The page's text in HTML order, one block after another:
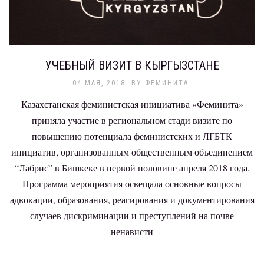
УЧЕБНЫЙ ВИЗИТ В КЫРГЫЗСТАНЕ
04 МАЯ, 2018 BY ФЕМИНИТА
Казахстанская феминистская инициатива «Феминита»
приняла участие в региональном стади визите по
повышению потенциала феминистских и ЛГБТК
инициатив, организованным общественным объединением
“Лабрис” в Бишкеке в первой половине апреля 2018 года.
Программа мероприятия освещала основные вопросы
адвокации, образования, реагирования и документирования
случаев дискриминации и преступлений на почве
ненависти